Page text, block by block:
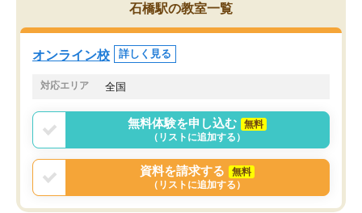
石橋駅の教室一覧
オンライン校 詳しく見る
対応エリア 全国
無料体験を申し込む
無料
（リストに追加する）
資料を請求する
無料
（リストに追加する）